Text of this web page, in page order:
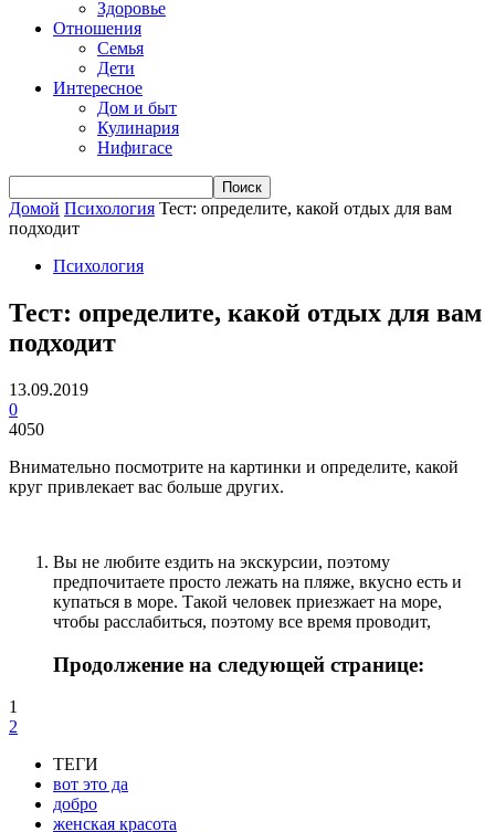
Здоровье
Отношения
Семья
Дети
Интересное
Дом и быт
Кулинария
Нифигасе
Домой Психология Тест: определите, какой отдых для вам
подходит
Психология
Тест: определите, какой отдых для вам
подходит
13.09.2019
0
4050
Внимательно посмотрите на картинки и определите, какой
круг привлекает вас больше других.
Вы не любите ездить на экскурсии, поэтому
предпочитаете просто лежать на пляже, вкусно есть и
купаться в море. Такой человек приезжает на море,
чтобы расслабиться, поэтому все время проводит,
Продолжение на следующей странице:
1
2
ТЕГИ
вот это да
добро
женская красота